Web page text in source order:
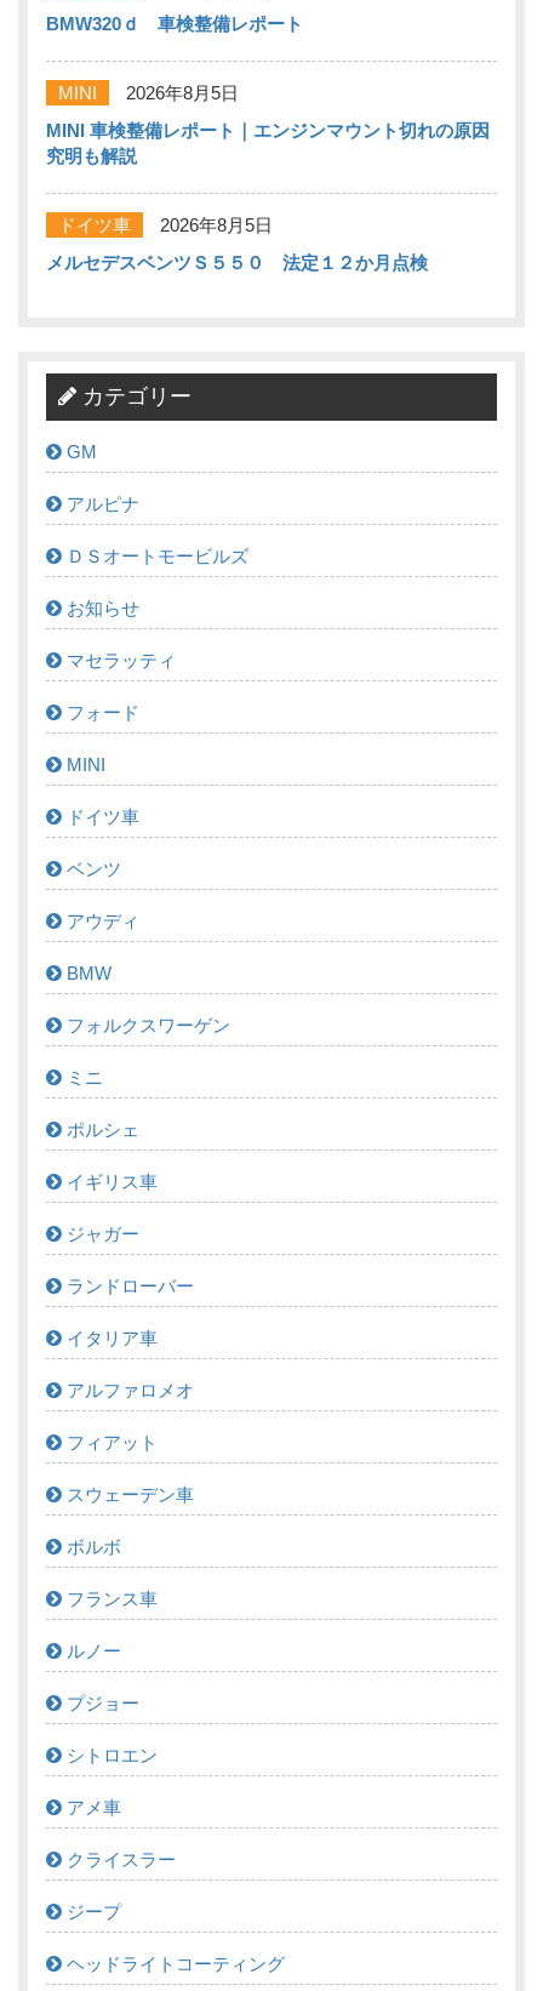
BMW320ｄ 車検整備レポート
MINI
2026年8月5日
MINI 車検整備レポート｜エンジンマウント切れの原因
究明も解説
ドイツ車
2026年8月5日
メルセデスベンツＳ５５０ 法定１２か月点検
カテゴリー
GM
アルピナ
ＤＳオートモービルズ
お知らせ
マセラッティ
フォード
MINI
ドイツ車
ベンツ
アウディ
BMW
フォルクスワーゲン
ミニ
ポルシェ
イギリス車
ジャガー
ランドローバー
イタリア車
アルファロメオ
フィアット
スウェーデン車
ボルボ
フランス車
ルノー
プジョー
シトロエン
アメ車
クライスラー
ジープ
ヘッドライトコーティング